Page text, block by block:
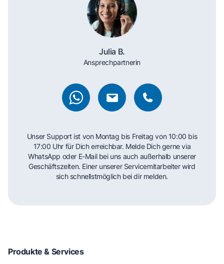
Julia B.
Ansprechpartnerin
Unser Support ist von Montag bis Freitag von 10:00 bis
17:00 Uhr für Dich erreichbar. Melde Dich gerne via
WhatsApp oder E-Mail bei uns auch außerhalb unserer
Geschäftszeiten. Einer unserer Servicemitarbeiter wird
sich schnellstmöglich bei dir melden.
Produkte & Services